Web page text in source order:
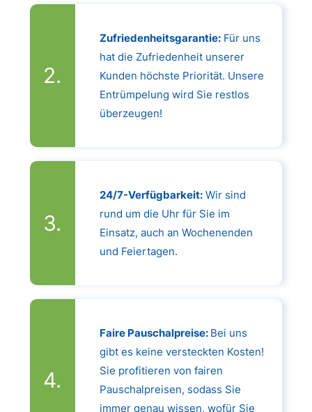
Zufriedenheitsgarantie:Für uns
hat die Zufriedenheit unserer
Kunden höchste Priorität. Unsere
Entrümpelung wird Sie restlos
überzeugen!
24/7-Verfügbarkeit:Wir sind
rund um die Uhr für Sie im
Einsatz, auch an Wochenenden
und Feiertagen.
Faire Pauschalpreise: Bei uns
gibt es keine versteckten Kosten!
Sie profitieren von fairen
Pauschalpreisen, sodass Sie
immer genau wissen, wofür Sie